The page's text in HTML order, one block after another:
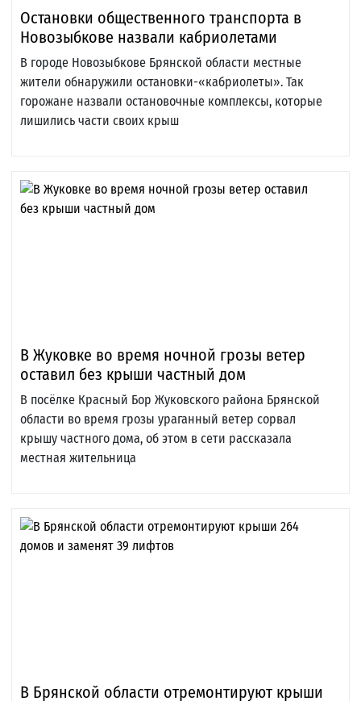
Остановки общественного транспорта в
Новозыбкове назвали кабриолетами
В городе Новозыбкове Брянской области местные
жители обнаружили остановки-«кабриолеты». Так
горожане назвали остановочные комплексы, которые
лишились части своих крыш
В Жуковке во время ночной грозы ветер
оставил без крыши частный дом
В посёлке Красный Бор Жуковского района Брянской
области во время грозы ураганный ветер сорвал
крышу частного дома, об этом в сети рассказала
местная жительница
В Брянской области отремонтируют крыши